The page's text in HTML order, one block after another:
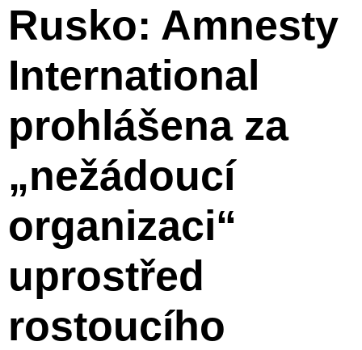
Rusko: Amnesty
International
prohlášena za
„nežádoucí
organizaci“
uprostřed
rostoucího